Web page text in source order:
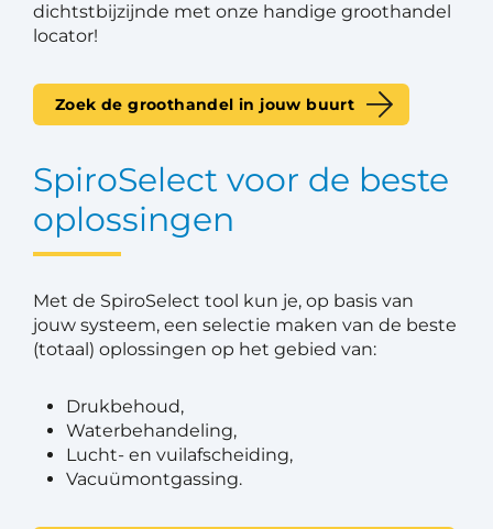
dichtstbijzijnde met onze handige groothandel
locator!
Zoek de groothandel in jouw buurt
SpiroSelect voor de beste
oplossingen
Met de SpiroSelect tool kun je, op basis van
jouw systeem, een selectie maken van de beste
(totaal) oplossingen op het gebied van:
Drukbehoud,
Waterbehandeling,
Lucht- en vuilafscheiding,
Vacuümontgassing.